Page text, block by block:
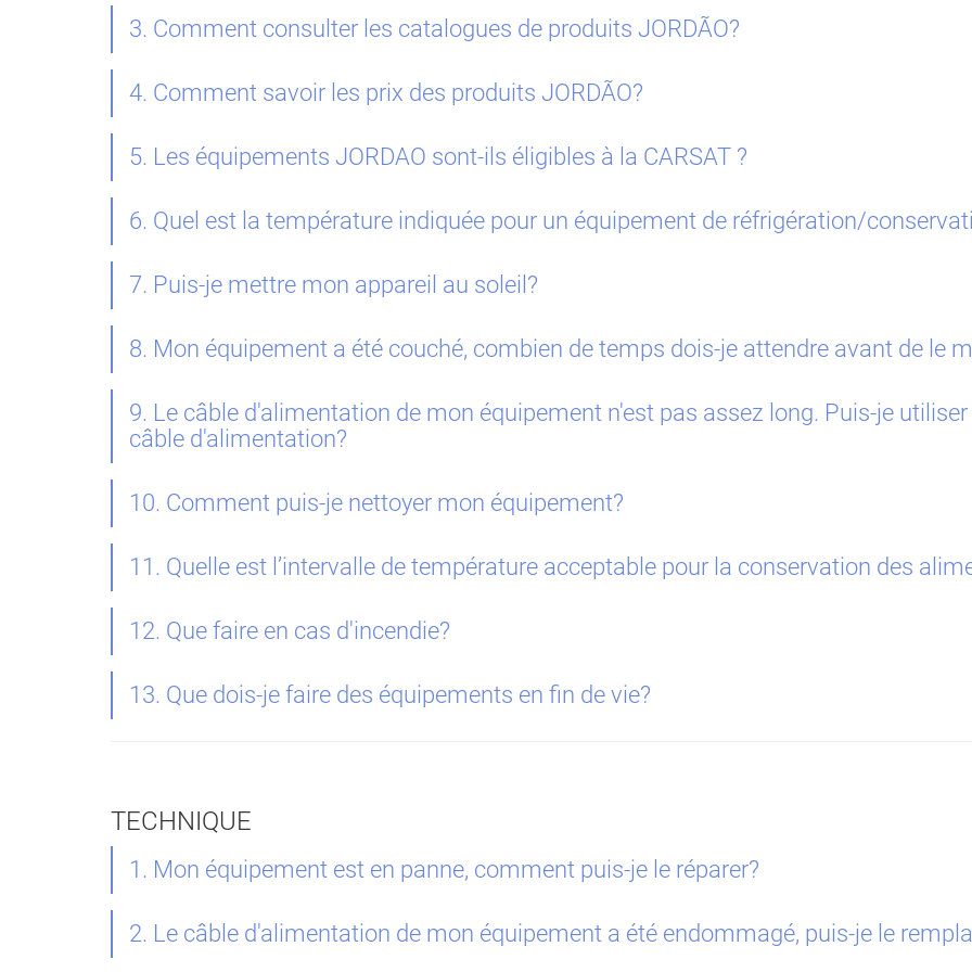
3. Comment consulter les catalogues de produits JORDÃO?
4. Comment savoir les prix des produits JORDÃO?
5. Les équipements JORDAO sont-ils éligibles à la CARSAT ?
6. Quel est la température indiquée pour un équipement de réfrigération/
7. Puis-je mettre mon appareil au soleil?
8. Mon équipement a été couché, combien de temps dois-je attendre avant de le
9. Le câble d'alimentation de mon équipement n'est pas assez long. Puis-je
câble d'alimentation?
10. Comment puis-je nettoyer mon équipement?
11. Quelle est l’intervalle de température acceptable pour la conservation des
12. Que faire en cas d'incendie?
13. Que dois-je faire des équipements en fin de vie?
TECHNIQUE
1. Mon équipement est en panne, comment puis-je le réparer?
2. Le câble d'alimentation de mon équipement a été endommagé, puis-je le